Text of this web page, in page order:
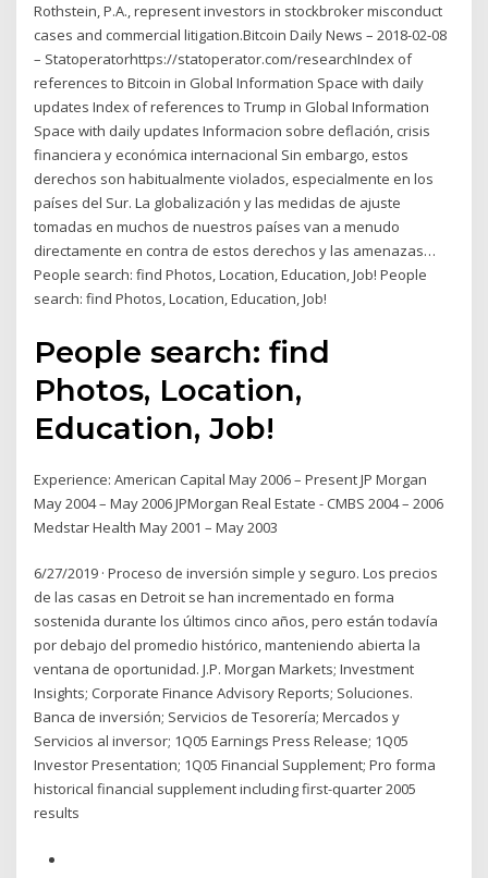
Rothstein, P.A., represent investors in stockbroker misconduct
cases and commercial litigation.Bitcoin Daily News – 2018-02-08
– Statoperatorhttps://statoperator.com/researchIndex of
references to Bitcoin in Global Information Space with daily
updates Index of references to Trump in Global Information
Space with daily updates Informacion sobre deflación, crisis
financiera y económica internacional Sin embargo, estos
derechos son habitualmente violados, especialmente en los
países del Sur. La globalización y las medidas de ajuste
tomadas en muchos de nuestros países van a menudo
directamente en contra de estos derechos y las amenazas…
People search: find Photos, Location, Education, Job! People
search: find Photos, Location, Education, Job!
People search: find
Photos, Location,
Education, Job!
Experience: American Capital May 2006 – Present JP Morgan
May 2004 – May 2006 JPMorgan Real Estate - CMBS 2004 – 2006
Medstar Health May 2001 – May 2003
6/27/2019 · Proceso de inversión simple y seguro. Los precios
de las casas en Detroit se han incrementado en forma
sostenida durante los últimos cinco años, pero están todavía
por debajo del promedio histórico, manteniendo abierta la
ventana de oportunidad. J.P. Morgan Markets; Investment
Insights; Corporate Finance Advisory Reports; Soluciones.
Banca de inversión; Servicios de Tesorería; Mercados y
Servicios al inversor; 1Q05 Earnings Press Release; 1Q05
Investor Presentation; 1Q05 Financial Supplement; Pro forma
historical financial supplement including first-quarter 2005
results